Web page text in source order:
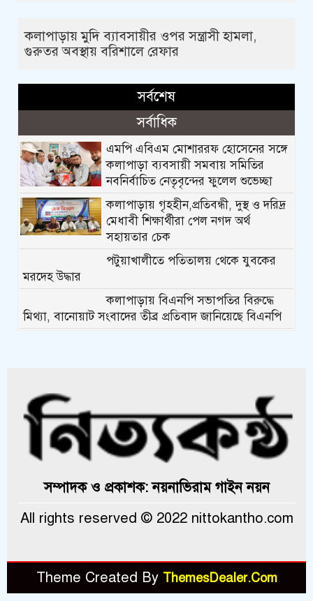
কলাপাড়ায় মুদি ব্যাবসায়ীর ওপর সন্ত্রাসী হামলা,
গুরুতর অবস্থায় বরিশালে রেফার
সর্বশেষ
সর্বাধিক
এমপি এবিএম মোশাররফ হোসেনের সঙ্গে
কলাপাড়া ব্যবসায়ী সমবায় সমিতির
নবনির্বাচিত নেতৃবৃন্দের ফুলেল শুভেচ্ছা
কলাপাড়ায় গৃহহীন,প্রতিবন্ধী, দুস্থ ও দরিদ্র
মেধাবী শিক্ষার্থীরা পেল নগদ অর্থ
সহায়তার চেক
পটুয়াখালীতে পতিতালয় থেকে যুবকের
মরদেহ উদ্ধার
কলাপাড়ায় বিএনপি সভাপতির বিরুদ্ধে
মিথ্যা, বানোয়াট সংবাদের তীব্র প্রতিবাদ জানিয়েছে বিএনপি
হামলা, গুরুতর অবস্থায় বরিশালে রেফার
কলাপাড়ায় জমি নিয়ে হয়রানির অভিযোগে
সংবাদ সম্মেলন
২০২৬-২০২৭ কমিটি গঠন
কলাপাড়ায় সত্তোরোর্ধ বৃদ্ধকে হত্যার
দাবিতে মানববন্ধন
কলাপাড়ায় অনিয়মের তদন্তে সরকারি
সম্পাদক ও প্রকাশক: নয়নাভিরাম গাইন নয়ন
All rights reserved © 2022 nittokantho.com
Theme Created By ThemesDealer.Com